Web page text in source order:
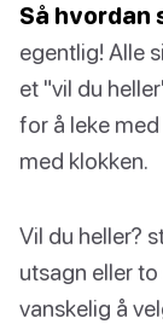
Så hvordan
egentlig! Alle
et "vil du
for å leke
med klokken.
Vil du heller?
utsagn eller
vanskelig å